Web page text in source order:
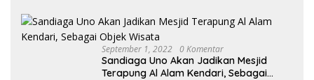
September 1, 2022 0 Komentar
Sandiaga Uno Akan Jadikan Mesjid
Terapung Al Alam Kendari, Sebagai